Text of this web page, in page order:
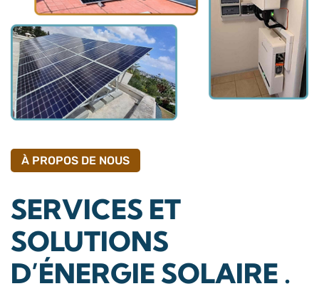
À PROPOS DE NOUS
SERVICES ET
SOLUTIONS
D’ÉNERGIE SOLAIRE .